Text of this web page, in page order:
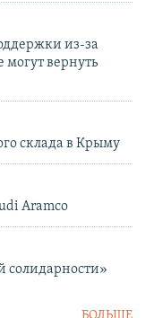
из-за
могут вернуть
склада в Крыму
Aramco
солидарности»